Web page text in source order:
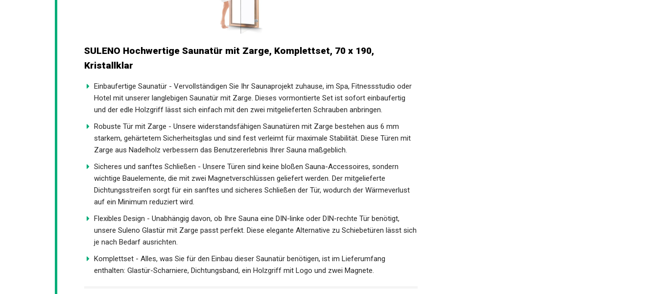
SULENO Hochwertige Saunatür mit Zarge, Komplettset, 70 x 190,
Kristallklar
Einbaufertige Saunatür - Vervollständigen Sie Ihr Saunaprojekt zuhause, im Spa, Fitnessstudio oder
Hotel mit unserer langlebigen Saunatür mit Zarge. Dieses vormontierte Set ist sofort einbaufertig
und der edle Holzgriff lässt sich einfach mit den zwei mitgelieferten Schrauben anbringen.
Robuste Tür mit Zarge - Unsere widerstandsfähigen Saunatüren mit Zarge bestehen aus 6 mm
starkem, gehärtetem Sicherheitsglas und sind fest verleimt für maximale Stabilität. Diese Türen mit
Zarge aus Nadelholz verbessern das Benutzererlebnis Ihrer Sauna maßgeblich.
Sicheres und sanftes Schließen - Unsere Türen sind keine bloßen Sauna-Accessoires, sondern
wichtige Bauelemente, die mit zwei Magnetverschlüssen geliefert werden. Der mitgelieferte
Dichtungsstreifen sorgt für ein sanftes und sicheres Schließen der Tür, wodurch der Wärmeverlust
auf ein Minimum reduziert wird.
Flexibles Design - Unabhängig davon, ob Ihre Sauna eine DIN-linke oder DIN-rechte Tür benötigt,
unsere Suleno Glastür mit Zarge passt perfekt. Diese elegante Alternative zu Schiebetüren lässt sich
je nach Bedarf ausrichten.
Komplettset - Alles, was Sie für den Einbau dieser Saunatür benötigen, ist im Lieferumfang
enthalten: Glastür-Scharniere, Dichtungsband, ein Holzgriff mit Logo und zwei Magnete.